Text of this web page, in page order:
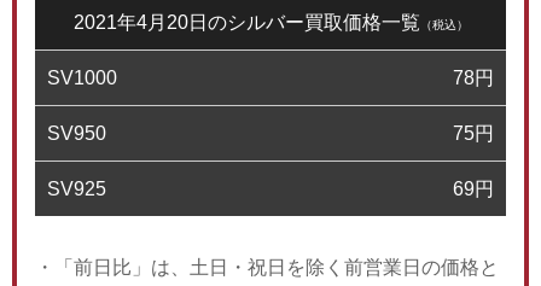
2021年4月20日のシルバー買取価格一覧 （税込）
SV1000 78円
SV950 75円
SV925 69円
・「前日比」は、土日・祝日を除く前営業日の価格と